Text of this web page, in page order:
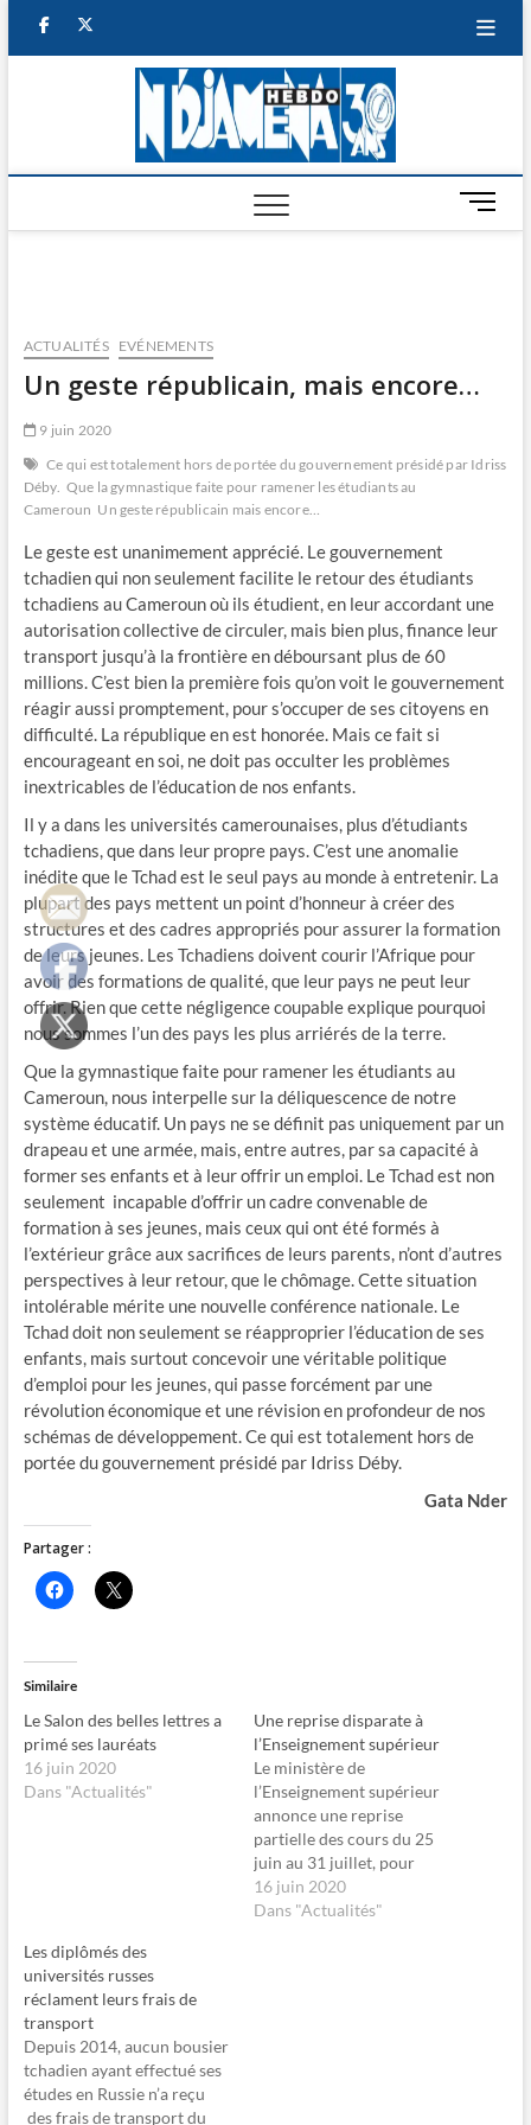
facebook
HEBDO
M
e
ACTUALITÉS EVÉNEMENTS
Un geste républicain, mais encore…
9 juin 2020
Ce qui est totalement hors de portée du gouvernement présidé par Idriss
Déby. Que la gymnastique faite pour ramener les étudiants au
Cameroun Un geste républicain mais encore…
Le geste est unanimement apprécié. Le gouvernement
tchadien qui non seulement facilite le retour des étudiants
tchadiens au Cameroun où ils étudient, en leur accordant une
autorisation collective de circuler, mais bien plus, finance leur
transport jusqu’à la frontière en déboursant plus de 60
millions. C’est bien la première fois qu’on voit le gouvernement
réagir aussi promptement, pour s’occuper de ses citoyens en
difficulté. La république en est honorée. Mais ce fait si
encourageant en soi, ne doit pas occulter les problèmes
inextricables de l’éducation de nos enfants.
Il y a dans les universités camerounaises, plus d’étudiants
tchadiens, que dans leur propre pays. C’est une anomalie
inédite que le Tchad est le seul pays au monde à entretenir. La
plupart des pays mettent un point d’honneur à créer des
structures et des cadres appropriés pour assurer la formation
de leurs jeunes. Les Tchadiens doivent courir l’Afrique pour
avoir des formations de qualité, que leur pays ne peut leur
offrir. Rien que cette négligence coupable explique pourquoi
nous sommes l’un des pays les plus arriérés de la terre.
Que la gymnastique faite pour ramener les étudiants au
Cameroun, nous interpelle sur la déliquescence de notre
système éducatif. Un pays ne se définit pas uniquement par un
drapeau et une armée, mais, entre autres, par sa capacité à
former ses enfants et à leur offrir un emploi. Le Tchad est non
seulement incapable d’offrir un cadre convenable de
formation à ses jeunes, mais ceux qui ont été formés à
l’extérieur grâce aux sacrifices de leurs parents, n’ont d’autres
perspectives à leur retour, que le chômage. Cette situation
intolérable mérite une nouvelle conférence nationale. Le
Tchad doit non seulement se réapproprier l’éducation de ses
enfants, mais surtout concevoir une véritable politique
d’emploi pour les jeunes, qui passe forcément par une
révolution économique et une révision en profondeur de nos
schémas de développement. Ce qui est totalement hors de
portée du gouvernement présidé par Idriss Déby.
Gata Nder
Partager :
C
l
e
z
p
u
r
p
a
r
c
e
b
o
o
k
(
o
u
v
r
C
l
u
r
p
r
t
(
o
u
v
r
a
n
s
u
n
Similaire
Le Salon des belles lettres a
primé ses lauréats
16 juin 2020
Dans "Actualités"
Une reprise disparate à
l’Enseignement supérieur
Le ministère de
l’Enseignement supérieur
annonce une reprise
partielle des cours du 25
juin au 31 juillet, pour
permettre à certaines
facultés retardataires de
16 juin 2020
Dans "Actualités"
Les diplômés des
universités russes
réclament leurs frais de
transport
Depuis 2014, aucun bousier
tchadien ayant effectué ses
études en Russie n’a reçu
des frais de transport du